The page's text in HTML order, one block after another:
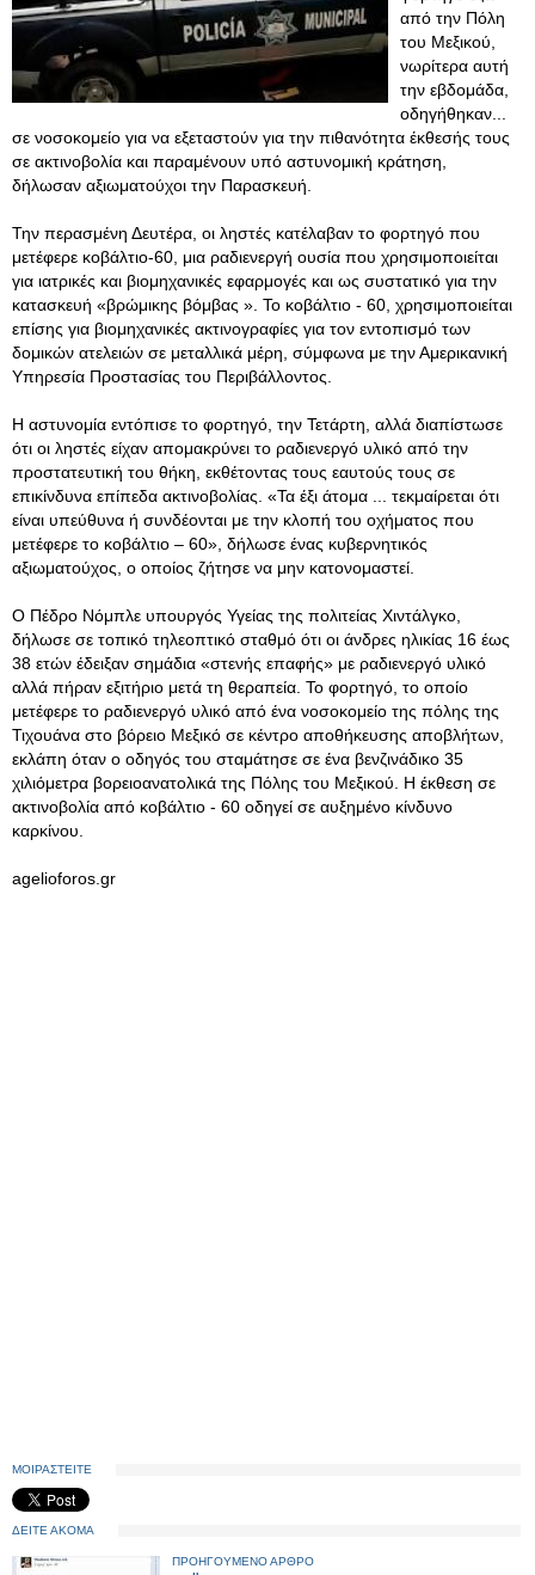
από την Πόλη
του Μεξικού,
νωρίτερα αυτή
την εβδομάδα,
οδηγήθηκαν...
σε νοσοκομείο για να εξεταστούν για την πιθανότητα έκθεσής τους
σε ακτινοβολία και παραμένουν υπό αστυνομική κράτηση,
δήλωσαν αξιωματούχοι την Παρασκευή.
Την περασμένη Δευτέρα, οι ληστές κατέλαβαν το φορτηγό που
μετέφερε κοβάλτιο-60, μια ραδιενεργή ουσία που χρησιμοποιείται
για ιατρικές και βιομηχανικές εφαρμογές και ως συστατικό για την
κατασκευή «βρώμικης βόμβας ». Το κοβάλτιο - 60, χρησιμοποιείται
επίσης για βιομηχανικές ακτινογραφίες για τον εντοπισμό των
δομικών ατελειών σε μεταλλικά μέρη, σύμφωνα με την Αμερικανική
Υπηρεσία Προστασίας του Περιβάλλοντος.
Η αστυνομία εντόπισε το φορτηγό, την Τετάρτη, αλλά διαπίστωσε
ότι οι ληστές είχαν απομακρύνει το ραδιενεργό υλικό από την
προστατευτική του θήκη, εκθέτοντας τους εαυτούς τους σε
επικίνδυνα επίπεδα ακτινοβολίας. «Τα έξι άτομα ... τεκμαίρεται ότι
είναι υπεύθυνα ή συνδέονται με την κλοπή του οχήματος που
μετέφερε το κοβάλτιο – 60», δήλωσε ένας κυβερνητικός
αξιωματούχος, ο οποίος ζήτησε να μην κατονομαστεί.
Ο Πέδρο Νόμπλε υπουργός Υγείας της πολιτείας Χιντάλγκο,
δήλωσε σε τοπικό τηλεοπτικό σταθμό ότι οι άνδρες ηλικίας 16 έως
38 ετών έδειξαν σημάδια «στενής επαφής» με ραδιενεργό υλικό
αλλά πήραν εξιτήριο μετά τη θεραπεία. Το φορτηγό, το οποίο
μετέφερε το ραδιενεργό υλικό από ένα νοσοκομείο της πόλης της
Τιχουάνα στο βόρειο Μεξικό σε κέντρο αποθήκευσης αποβλήτων,
εκλάπη όταν ο οδηγός του σταμάτησε σε ένα βενζινάδικο 35
χιλιόμετρα βορειοανατολικά της Πόλης του Μεξικού. Η έκθεση σε
ακτινοβολία από κοβάλτιο - 60 οδηγεί σε αυξημένο κίνδυνο
καρκίνου.
agelioforos.gr
ΜΟΙΡΑΣΤΕΙΤΕ
ΔΕΙΤΕ ΑΚΟΜΑ
ΠΡΟΗΓΟΥΜΕΝΟ ΑΡΘΡΟ